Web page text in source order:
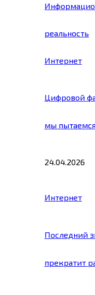
реальность
Интернет
Цифровой
мы
24.04.2026
Интернет
Последний
прекратит